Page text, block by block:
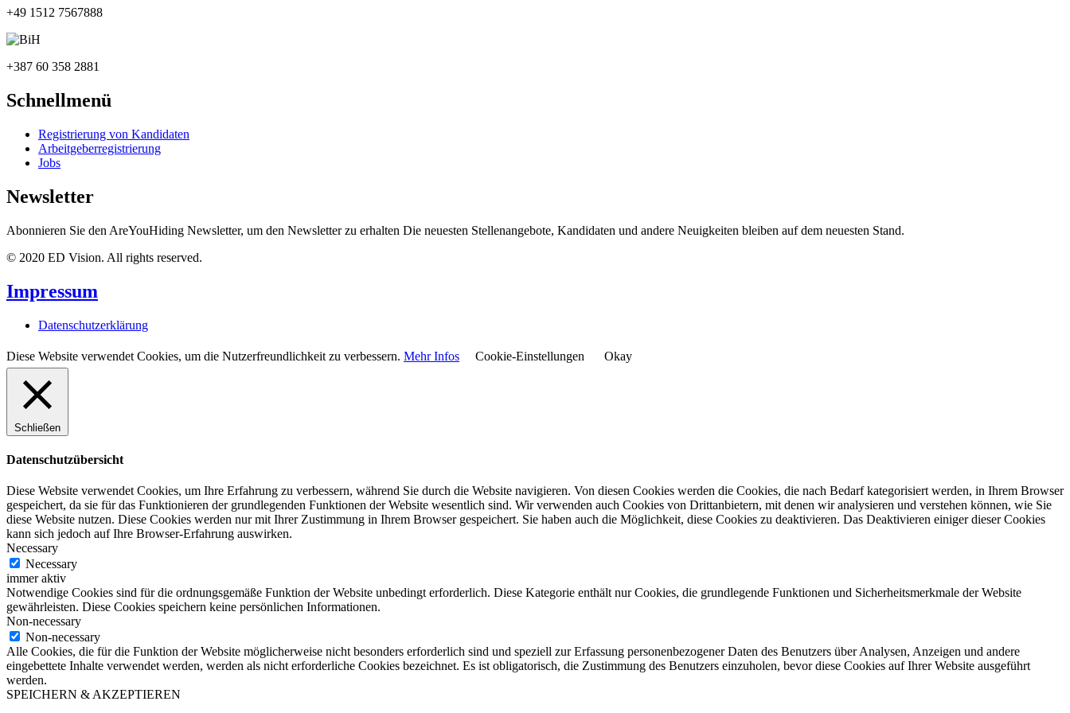
+49 1512 7567888
+387 60 358 2881
Schnellmenü
Registrierung von Kandidaten
Arbeitgeberregistrierung
Jobs
Newsletter
Abonnieren Sie den AreYouHiding Newsletter, um den Newsletter zu erhalten Die neuesten Stellenangebote, Kandidaten und andere Neuigkeiten bleiben auf dem neuesten Stand.
© 2020 ED Vision. All rights reserved.
Impressum
Datenschutzerklärung
Diese Website verwendet Cookies, um die Nutzerfreundlichkeit zu verbessern. Mehr Infos Cookie-Einstellungen Okay
Schließen
Datenschutzübersicht
Diese Website verwendet Cookies, um Ihre Erfahrung zu verbessern, während Sie durch die Website navigieren. Von diesen Cookies werden die Cookies, die nach Bedarf kategorisiert werden, in Ihrem Browser
gespeichert, da sie für das Funktionieren der grundlegenden Funktionen der Website wesentlich sind. Wir verwenden auch Cookies von Drittanbietern, mit denen wir analysieren und verstehen können, wie Sie
diese Website nutzen. Diese Cookies werden nur mit Ihrer Zustimmung in Ihrem Browser gespeichert. Sie haben auch die Möglichkeit, diese Cookies zu deaktivieren. Das Deaktivieren einiger dieser Cookies
kann sich jedoch auf Ihre Browser-Erfahrung auswirken.
Necessary
Necessary
immer aktiv
Notwendige Cookies sind für die ordnungsgemäße Funktion der Website unbedingt erforderlich. Diese Kategorie enthält nur Cookies, die grundlegende Funktionen und Sicherheitsmerkmale der Website
gewährleisten. Diese Cookies speichern keine persönlichen Informationen.
Non-necessary
Non-necessary
Alle Cookies, die für die Funktion der Website möglicherweise nicht besonders erforderlich sind und speziell zur Erfassung personenbezogener Daten des Benutzers über Analysen, Anzeigen und andere
eingebettete Inhalte verwendet werden, werden als nicht erforderliche Cookies bezeichnet. Es ist obligatorisch, die Zustimmung des Benutzers einzuholen, bevor diese Cookies auf Ihrer Website ausgeführt
werden.
SPEICHERN & AKZEPTIEREN